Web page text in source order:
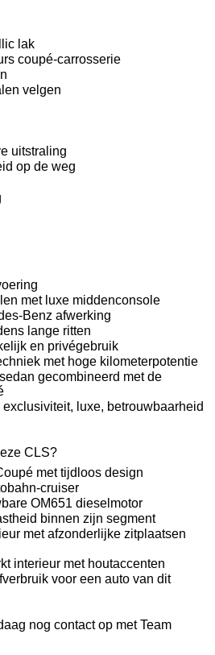
lak
coupé-carrosserie
velgen
uitstraling
op de weg
met luxe middenconsole
Benz afwerking
lange ritten
en privégebruik
met hoge kilometerpotentie
gecombineerd met de
luxe, betrouwbaarheid
CLS?
met tijdloos design
cruiser
OM651 dieselmotor
binnen zijn segment
met afzonderlijke zitplaatsen
interieur met houtaccenten
voor een auto van dit
nog contact op met Team